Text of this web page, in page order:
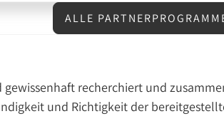
ALLE
gewissenhaft recherchiert und
und Richtigkeit der